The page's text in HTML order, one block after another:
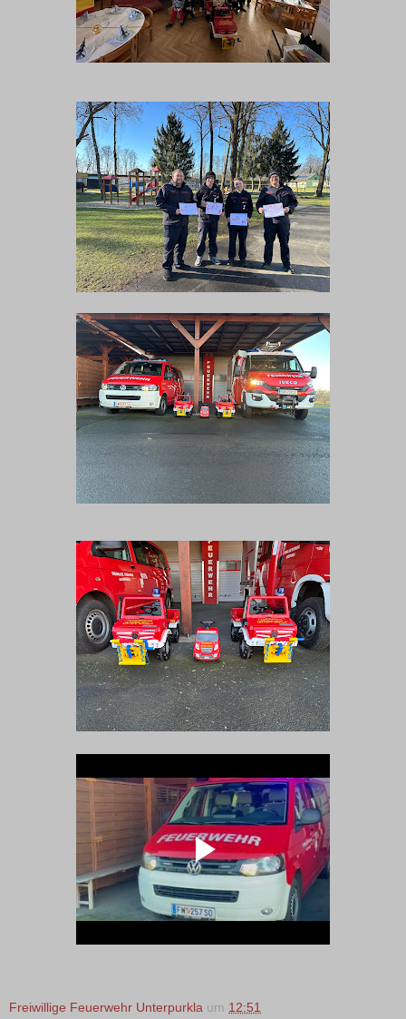
Freiwillige Feuerwehr Unterpurkla um 12:51